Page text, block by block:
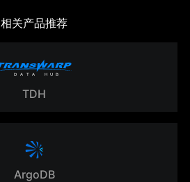
相关产品推荐
TDH
ArgoDB